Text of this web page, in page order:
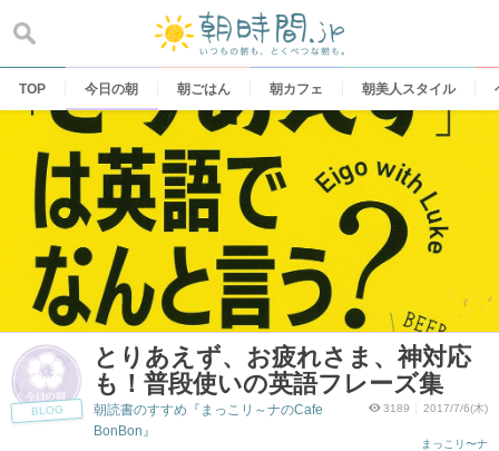
content
TOP 今日の朝 朝ごはん 朝カフェ 朝美人スタイル
BLOG
とりあえず、お疲れさま、神対応
も！普段使いの英語フレーズ集
3189 2017/7/6(木)
まっこリ〜ナ
朝読書のすすめ『まっこリ～ナのCafe
BonBon』